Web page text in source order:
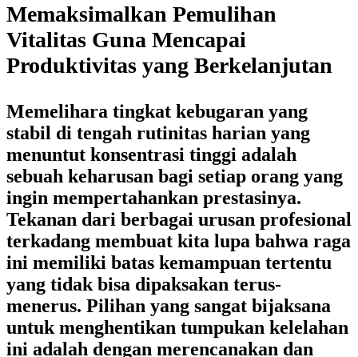
Memaksimalkan Pemulihan
Vitalitas Guna Mencapai
Produktivitas yang Berkelanjutan
Memelihara tingkat kebugaran yang
stabil di tengah rutinitas harian yang
menuntut konsentrasi tinggi adalah
sebuah keharusan bagi setiap orang yang
ingin mempertahankan prestasinya.
Tekanan dari berbagai urusan profesional
terkadang membuat kita lupa bahwa raga
ini memiliki batas kemampuan tertentu
yang tidak bisa dipaksakan terus-
menerus. Pilihan yang sangat bijaksana
untuk menghentikan tumpukan kelelahan
ini adalah dengan merencanakan dan